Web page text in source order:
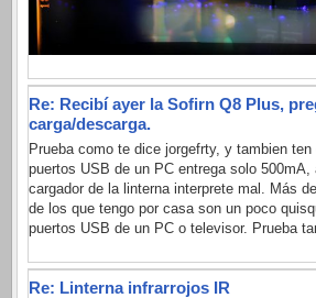
Re: Recibí ayer la Sofirn Q8 Plus,
carga/descarga.
Prueba como te dice jorgefrty, y tambien ten
puertos USB de un PC entrega solo 500mA,
cargador de la linterna interprete mal. Más
de los que tengo por casa son un poco
puertos USB de un PC o televisor. Prueba
Re: Linterna infrarrojos IR